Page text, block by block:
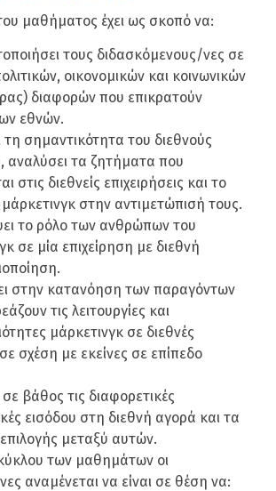
μαθήματος έχει ως σκοπό να:
τους διδασκόμενους/νες σε
οικονομικών και κοινωνικών
διαφορών που επικρατούν
εθνών.
τη σημαντικότητα του διεθνούς
αναλύσει τα ζητήματα που
στις διεθνείς επιχειρήσεις και το
στην αντιμετώπισή τους.
το ρόλο των ανθρώπων του
σε μία επιχείρηση με διεθνή
στην κατανόηση των παραγόντων
τις λειτουργίες και
μάρκετινγκ σε διεθνές
σχέση με εκείνες σε επίπεδο
βάθος τις διαφορετικές
εισόδου στη διεθνή αγορά και τα
επιλογής μεταξύ αυτών.
των μαθημάτων οι
αναμένεται να είναι σε θέση να: